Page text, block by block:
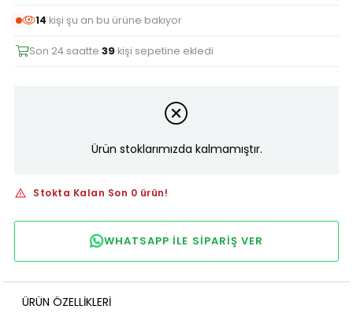
14 kişi şu an bu ürüne bakıyor
Son 24 saatte39 kişi sepetine ekledi
Ürün stoklarımızda kalmamıştır.
Stokta Kalan Son 0 ürün!
WHATSAPP ILE SIPARIŞ VER
ÜRÜN ÖZELLIKLERI